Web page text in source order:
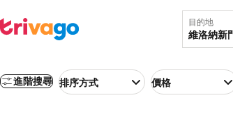
目的地
進階搜尋 排序方式 價格